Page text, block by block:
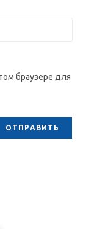
браузере для